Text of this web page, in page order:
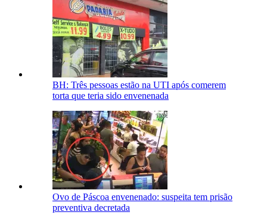
BH: Três pessoas estão na UTI após comerem
torta que teria sido envenenada
Ovo de Páscoa envenenado: suspeita tem prisão
preventiva decretada